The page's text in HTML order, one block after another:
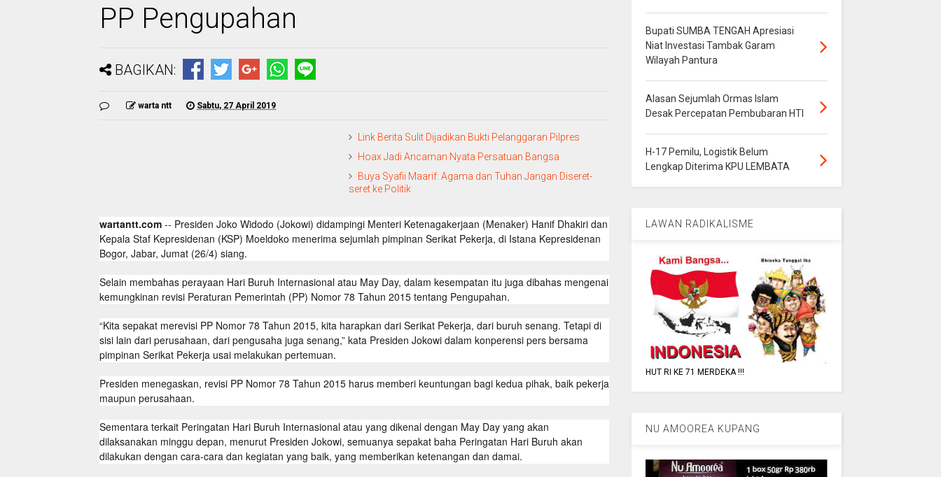
PP Pengupahan
BAGIKAN:
warta ntt Sabtu, 27 April 2019
Link Berita Sulit Dijadikan Bukti Pelanggaran Pilpres
Hoax Jadi Ancaman Nyata Persatuan Bangsa
Buya Syafii Maarif: Agama dan Tuhan Jangan Diseret-
seret ke Politik
wartantt.com -- Presiden Joko Widodo (Jokowi) didampingi Menteri Ketenagakerjaan (Menaker) Hanif Dhakiri dan
Kepala Staf Kepresidenan (KSP) Moeldoko menerima sejumlah pimpinan Serikat Pekerja, di Istana Kepresidenan
Bogor, Jabar, Jumat (26/4) siang.
Selain membahas perayaan Hari Buruh Internasional atau May Day, dalam kesempatan itu juga dibahas mengenai
kemungkinan revisi Peraturan Pemerintah (PP) Nomor 78 Tahun 2015 tentang Pengupahan.
“Kita sepakat merevisi PP Nomor 78 Tahun 2015, kita harapkan dari Serikat Pekerja, dari buruh senang. Tetapi di
sisi lain dari perusahaan, dari pengusaha juga senang,” kata Presiden Jokowi dalam konperensi pers bersama
pimpinan Serikat Pekerja usai melakukan pertemuan.
Presiden menegaskan, revisi PP Nomor 78 Tahun 2015 harus memberi keuntungan bagi kedua pihak, baik pekerja
maupun perusahaan.
Sementara terkait Peringatan Hari Buruh Internasional atau yang dikenal dengan May Day yang akan
dilaksanakan minggu depan, menurut Presiden Jokowi, semuanya sepakat baha Peringatan Hari Buruh akan
dilakukan dengan cara-cara dan kegiatan yang baik, yang memberikan ketenangan dan damai.
Bupati SUMBA TENGAH Apresiasi
Niat Investasi Tambak Garam
Wilayah Pantura
Alasan Sejumlah Ormas Islam
Desak Percepatan Pembubaran HTI
H-17 Pemilu, Logistik Belum
Lengkap Diterima KPU LEMBATA
LAWAN RADIKALISME
HUT RI KE 71 MERDEKA !!!
NU AMOOREA KUPANG